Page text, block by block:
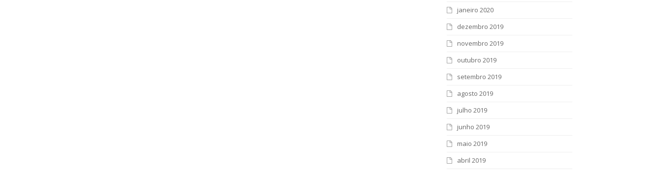
janeiro 2020
dezembro 2019
novembro 2019
outubro 2019
setembro 2019
agosto 2019
julho 2019
junho 2019
maio 2019
abril 2019